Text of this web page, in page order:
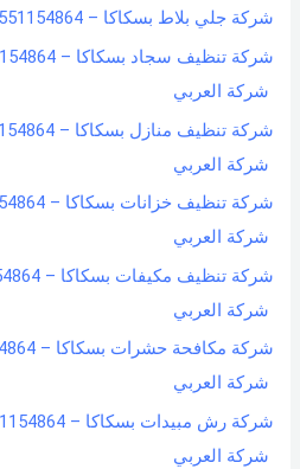
شركة جلي بلاط بسكاكا – 0551154864 اتصل بنا – شركة العربي
شركة العربي
شركة العربي
شركة العربي
شركة العربي
شركة العربي
شركة العربي